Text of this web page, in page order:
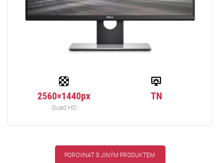
2560×1440px
Quad HD
TN
POROVNAT S JINÝM PRODUKTEM